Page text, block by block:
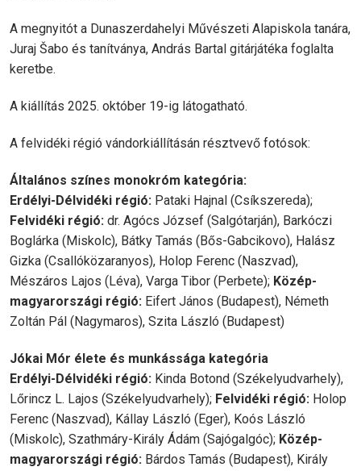
A megnyitót a Dunaszerdahelyi Művészeti Alapiskola tanára,
Juraj Šabo és tanítványa, András Bartal gitárjátéka foglalta
keretbe.
A kiállítás 2025. október 19-ig látogatható.
A felvidéki régió vándorkiállításán résztvevő fotósok:
Általános színes monokróm kategória:
Erdélyi-Délvidéki régió: Pataki Hajnal (Csíkszereda);
Felvidéki régió: dr. Agócs József (Salgótarján), Barkóczi
Boglárka (Miskolc), Bátky Tamás (Bős-Gabcikovo), Halász
Gizka (Csallóközaranyos), Holop Ferenc (Naszvad),
Mészáros Lajos (Léva), Varga Tibor (Perbete); Közép-
magyarországi régió: Eifert János (Budapest), Németh
Zoltán Pál (Nagymaros), Szita László (Budapest)
Jókai Mór élete és munkássága kategória
Erdélyi-Délvidéki régió: Kinda Botond (Székelyudvarhely),
Lőrincz L. Lajos (Székelyudvarhely); Felvidéki régió: Holop
Ferenc (Naszvad), Kállay László (Eger), Koós László
(Miskolc), Szathmáry-Király Ádám (Sajógalgóc); Közép-
magyarországi régió: Bárdos Tamás (Budapest), Király